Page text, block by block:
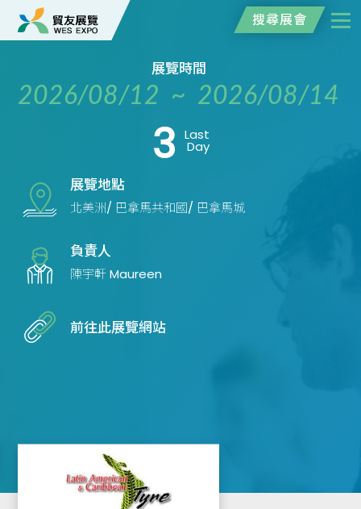
搜尋展會
展覽時間
2026/08/12 ~ 2026/08/14
3 Last
Day
展覽地點
北美洲/ 巴拿馬共和國/ 巴拿馬城
負責人
陳宇軒 Maureen
前往此展覽網站